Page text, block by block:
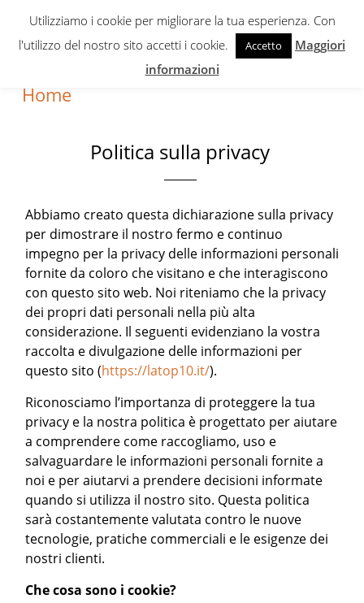
Skip
navigation
Skip
Skip
sidebar
Home
Politica sulla privacy
Abbiamo creato questa dichiarazione sulla privacy
per dimostrare il nostro fermo e continuo
impegno per la privacy delle informazioni personali
fornite da coloro che visitano e che interagiscono
con questo sito web. Noi riteniamo che la privacy
dei propri dati personali nella più alta
considerazione. Il seguenti evidenziano la vostra
raccolta e divulgazione delle informazioni per
questo sito (https://latop10.it/).
Riconosciamo l’importanza di proteggere la tua
privacy e la nostra politica è progettato per aiutare
a comprendere come raccogliamo, uso e
salvaguardare le informazioni personali fornite a
noi e per aiutarvi a prendere decisioni informate
quando si utilizza il nostro sito. Questa politica
sarà costantemente valutata contro le nuove
tecnologie, pratiche commerciali e le esigenze dei
nostri clienti.
Che cosa sono i cookie?
Utilizziamo i cookie per migliorare la tua esperienza. Con
l'utilizzo del nostro sito accetti i cookie.
Accetto
Maggiori
informazioni